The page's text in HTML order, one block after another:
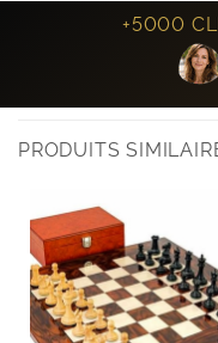
+5000
PRODUITS